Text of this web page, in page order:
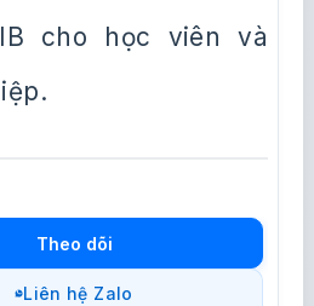
cho học viên và
Theo dõi
Liên hệ Zalo